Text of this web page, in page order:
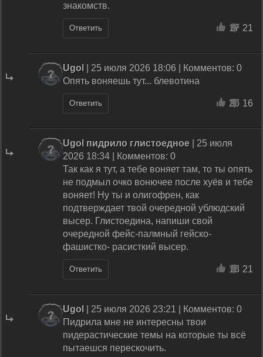
знакомств.
Ответить 17 21
Ugol | 25 июля 2026 18:06 | Комментов: 0
Опять воняешь тут... блевотина
Ответить 20 16
Ugol пидрило глистоедное | 25 июля
2026 18:34 | Комментов: 0
Так как я тут, а тебе воняет там, то ты опять
не подмыл очко вонючее после хуёв и тебе
воняет! Ну ты и олигофрен, как
подтверждает твой очередной ублюдский
высер. Глистоедина, напиши свой
очередной фейс-палмный гейско-
фашистко- расисткий высер.
Ответить 16 21
Ugol | 25 июля 2026 23:21 | Комментов: 0
Пидрила мне не интересны твои
пидерастические темы на которые ты всё
пытаешся перескочить.